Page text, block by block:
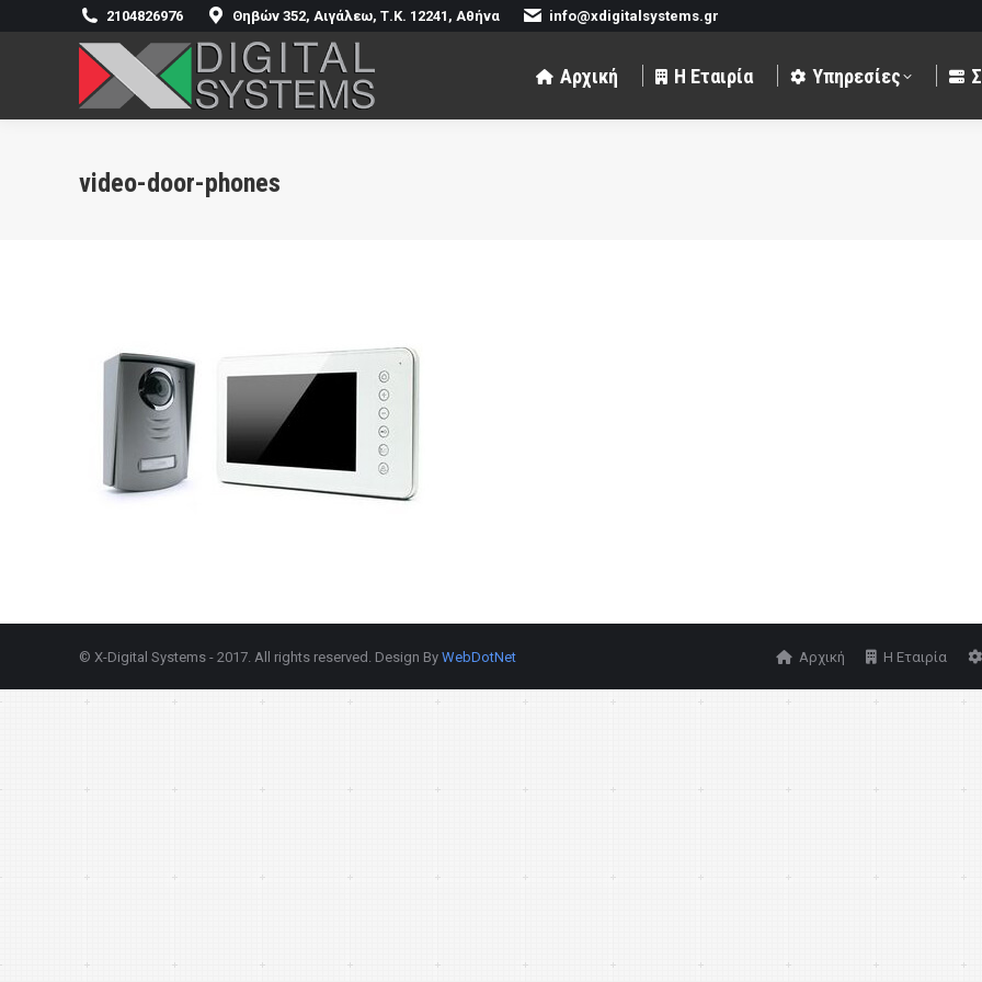
2104826976 Θηβών 352, Αιγάλεω, Τ.Κ. 12241, Αθήνα info@xdigitalsystems.gr
Αρχική Η Εταιρία Υπηρεσίες
video-door-phones
© X-Digital Systems - 2017. All rights reserved. Design By WebDotNet Αρχική Η Εταιρία
Αρχική Η Εταιρία Υπηρεσίες Συστήματα